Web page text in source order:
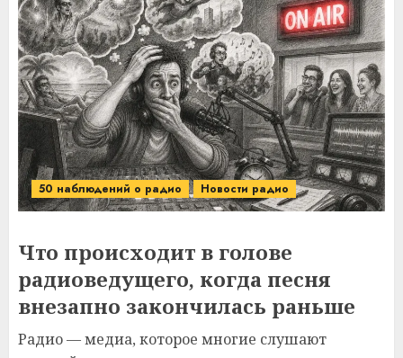
50 наблюдений о радио Новости радио
Что происходит в голове
радиоведущего, когда песня
внезапно закончилась раньше
Радио — медиа, которое многие слушают